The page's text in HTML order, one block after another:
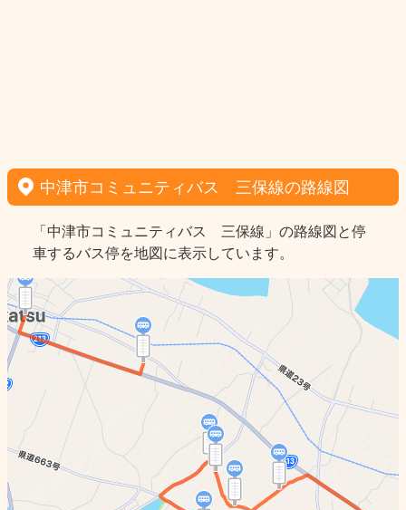
中津市コミュニティバス 三保線の路線図
「中津市コミュニティバス 三保線」の路線図と停
車するバス停を地図に表示しています。